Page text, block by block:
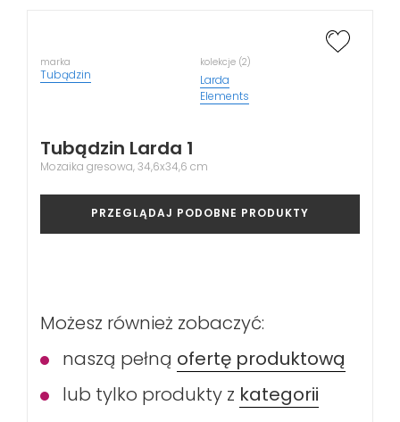
marka
Tubądzin
kolekcje (2)
Larda
Elements
Tubądzin Larda 1
Mozaika gresowa, 34,6x34,6 cm
PRZEGLĄDAJ PODOBNE PRODUKTY
Możesz również zobaczyć:
naszą pełną ofertę produktową
lub tylko produkty z kategorii